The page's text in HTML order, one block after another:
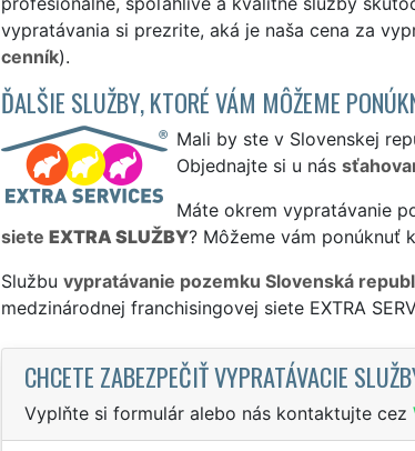
vypratávania si prezrite, aká je naša cena za
cenník).
ĎALŠIE SLUŽBY, KTORÉ VÁM MÔŽEME
Mali by ste v Slovenskej
Objednajte si u nás
Máte okrem vypratávanie
siete EXTRA SLUŽBY? Môžeme vám ponúknuť
Službu vypratávanie pozemku Slovenská
medzinárodnej franchisingovej siete EXTRA
CHCETE ZABEZPEČIŤ VYPRATÁVACIE
Vyplňte si formulár alebo nás kontaktujte cez